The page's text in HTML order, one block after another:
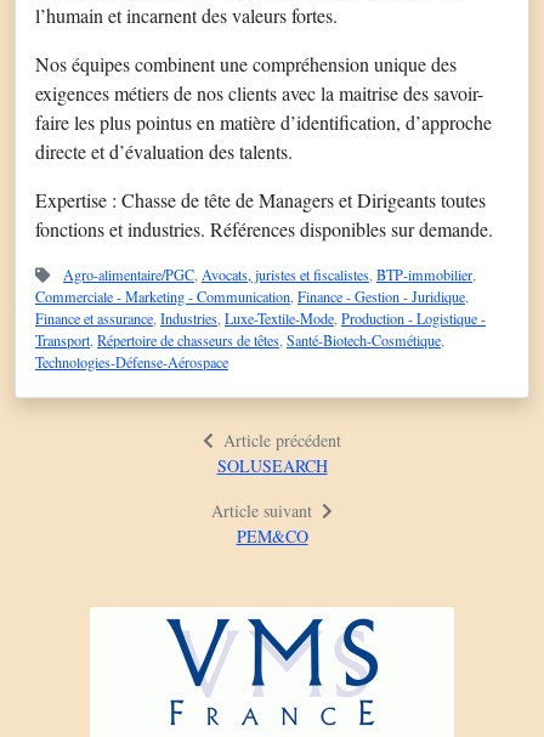
l’humain et incarnent des valeurs fortes.
Nos équipes combinent une compréhension unique des
exigences métiers de nos clients avec la maitrise des savoir-
faire les plus pointus en matière d’identification, d’approche
directe et d’évaluation des talents.
Expertise : Chasse de tête de Managers et Dirigeants toutes
fonctions et industries. Références disponibles sur demande.
Agro-alimentaire/PGC Avocats, juristes et fiscalistes BTP-immobilier
Commerciale - Marketing - Communication Finance - Gestion - Juridique
Finance et assurance Industries Luxe-Textile-Mode Production - Logistique -
Transport Répertoire de chasseurs de têtes Santé-Biotech-Cosmétique
Technologies-Défense-Aérospace
Article précédent
SOLUSEARCH
Article suivant
PEM&CO